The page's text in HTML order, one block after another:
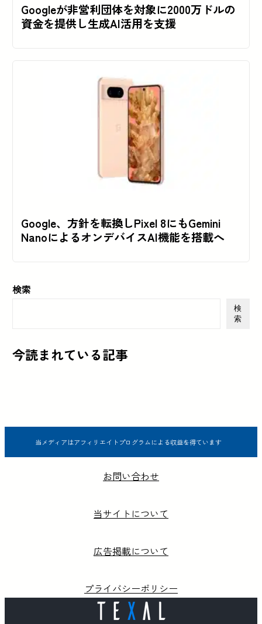
Googleが非営利団体を対象に2000万ドルの
資金を提供し生成AI活用を支援
Google、方針を転換しPixel 8にもGemini
NanoによるオンデバイスAI機能を搭載へ
検索
検
索
今読まれている記事
当メディアはアフィリエイトプログラムによる収益を得ています
お問い合わせ
当サイトについて
広告掲載について
プライバシーポリシー